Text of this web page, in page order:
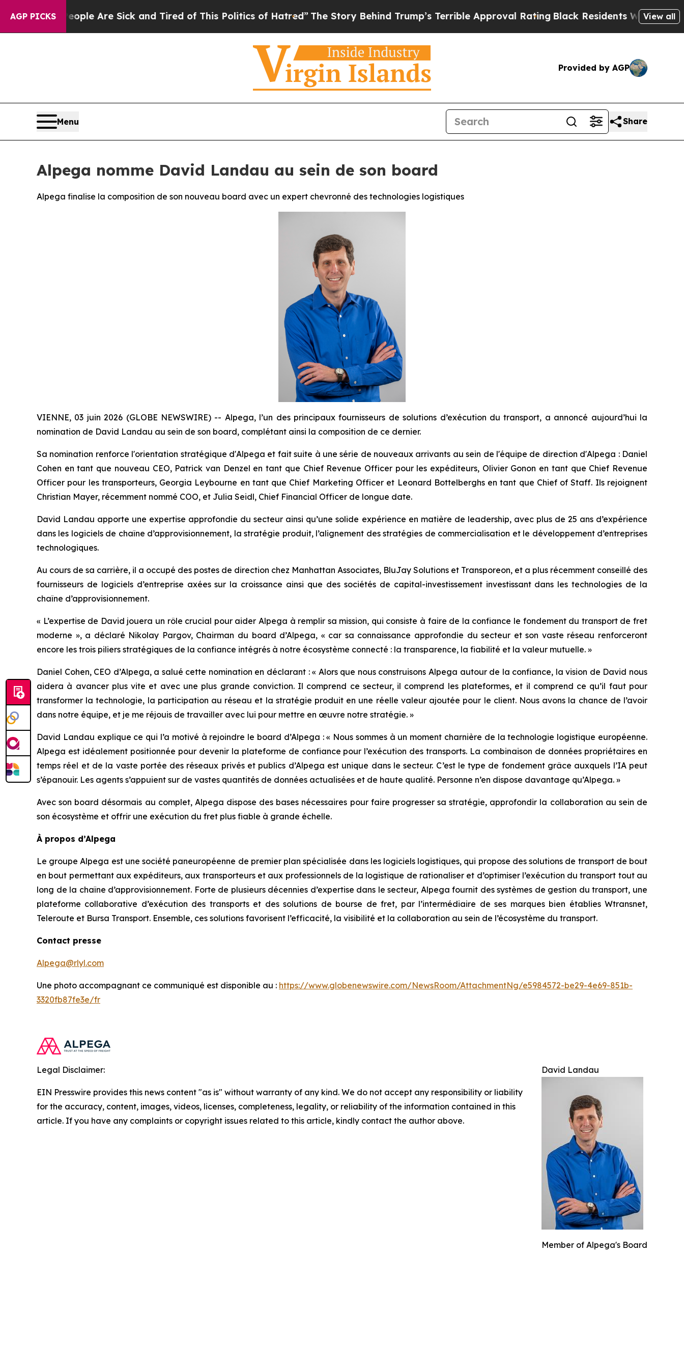
AGP PICKS
“People Are Sick and Tired of This Politics of Hatred”The Story Behind Trump’s Terrible Approval RatingBlack Residents Warned of Abusive
View all
Provided by AGP
Menu Share
Alpega nomme David Landau au sein de son board
Alpega finalise la composition de son nouveau board avec un expert chevronné des technologies logistiques
VIENNE, 03 juin 2026 (GLOBE NEWSWIRE) -- Alpega, l’un des principaux fournisseurs de solutions d’exécution du transport, a annoncé aujourd’hui la
nomination de David Landau au sein de son board, complétant ainsi la composition de ce dernier.
Sa nomination renforce l'orientation stratégique d'Alpega et fait suite à une série de nouveaux arrivants au sein de l'équipe de direction d'Alpega : Daniel
Cohen en tant que nouveau CEO, Patrick van Denzel en tant que Chief Revenue Officer pour les expéditeurs, Olivier Gonon en tant que Chief Revenue
Officer pour les transporteurs, Georgia Leybourne en tant que Chief Marketing Officer et Leonard Bottelberghs en tant que Chief of Staff. Ils rejoignent
Christian Mayer, récemment nommé COO, et Julia Seidl, Chief Financial Officer de longue date.
David Landau apporte une expertise approfondie du secteur ainsi qu’une solide expérience en matière de leadership, avec plus de 25 ans d’expérience
dans les logiciels de chaîne d’approvisionnement, la stratégie produit, l’alignement des stratégies de commercialisation et le développement d’entreprises
technologiques.
Au cours de sa carrière, il a occupé des postes de direction chez Manhattan Associates, BluJay Solutions et Transporeon, et a plus récemment conseillé des
fournisseurs de logiciels d’entreprise axées sur la croissance ainsi que des sociétés de capital-investissement investissant dans les technologies de la
chaîne d’approvisionnement.
« L’expertise de David jouera un rôle crucial pour aider Alpega à remplir sa mission, qui consiste à faire de la confiance le fondement du transport de fret
moderne », a déclaré Nikolay Pargov, Chairman du board d’Alpega, « car sa connaissance approfondie du secteur et son vaste réseau renforceront
encore les trois piliers stratégiques de la confiance intégrés à notre écosystème connecté : la transparence, la fiabilité et la valeur mutuelle. »
Daniel Cohen, CEO d’Alpega, a salué cette nomination en déclarant : « Alors que nous construisons Alpega autour de la confiance, la vision de David nous
aidera à avancer plus vite et avec une plus grande conviction. Il comprend ce secteur, il comprend les plateformes, et il comprend ce qu’il faut pour
transformer la technologie, la participation au réseau et la stratégie produit en une réelle valeur ajoutée pour le client. Nous avons la chance de l’avoir
dans notre équipe, et je me réjouis de travailler avec lui pour mettre en œuvre notre stratégie. »
David Landau explique ce qui l’a motivé à rejoindre le board d’Alpega : « Nous sommes à un moment charnière de la technologie logistique européenne.
Alpega est idéalement positionnée pour devenir la plateforme de confiance pour l’exécution des transports. La combinaison de données propriétaires en
temps réel et de la vaste portée des réseaux privés et publics d’Alpega est unique dans le secteur. C’est le type de fondement grâce auxquels l’IA peut
s’épanouir. Les agents s’appuient sur de vastes quantités de données actualisées et de haute qualité. Personne n’en dispose davantage qu’Alpega. »
Avec son board désormais au complet, Alpega dispose des bases nécessaires pour faire progresser sa stratégie, approfondir la collaboration au sein de
son écosystème et offrir une exécution du fret plus fiable à grande échelle.
À propos d’Alpega
Le groupe Alpega est une société paneuropéenne de premier plan spécialisée dans les logiciels logistiques, qui propose des solutions de transport de bout
en bout permettant aux expéditeurs, aux transporteurs et aux professionnels de la logistique de rationaliser et d’optimiser l’exécution du transport tout au
long de la chaîne d’approvisionnement. Forte de plusieurs décennies d’expertise dans le secteur, Alpega fournit des systèmes de gestion du transport, une
plateforme collaborative d’exécution des transports et des solutions de bourse de fret, par l’intermédiaire de ses marques bien établies Wtransnet,
Teleroute et Bursa Transport. Ensemble, ces solutions favorisent l’efficacité, la visibilité et la collaboration au sein de l’écosystème du transport.
Contact presse
Alpega@rlyl.com
Une photo accompagnant ce communiqué est disponible au : https://www.globenewswire.com/NewsRoom/AttachmentNg/e5984572-be29-4e69-851b-
3320fb87fe3e/fr
David Landau
Member of Alpega's Board
Legal Disclaimer:
EIN Presswire provides this news content "as is" without warranty of any kind. We do not accept any responsibility or liability
for the accuracy, content, images, videos, licenses, completeness, legality, or reliability of the information contained in this
article. If you have any complaints or copyright issues related to this article, kindly contact the author above.